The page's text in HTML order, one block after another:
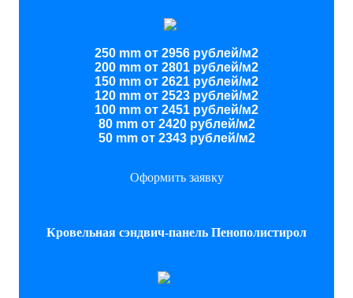
250 mm от 2956 рублей/м2
200 mm от 2801 рублей/м2
150 mm от 2621 рублей/м2
120 mm от 2523 рублей/м2
100 mm от 2451 рублей/м2
80 mm от 2420 рублей/м2
50 mm от 2343 рублей/м2
Оформить заявку
Кровельная сэндвич-панель Пенополистирол